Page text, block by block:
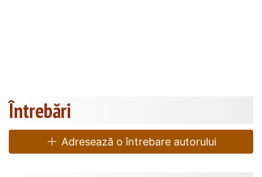
Întrebări
Adresează o întrebare autorului